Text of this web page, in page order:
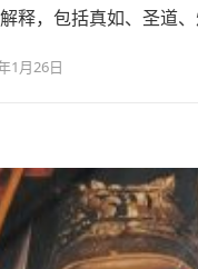
释，包括真如、圣道
1月26日